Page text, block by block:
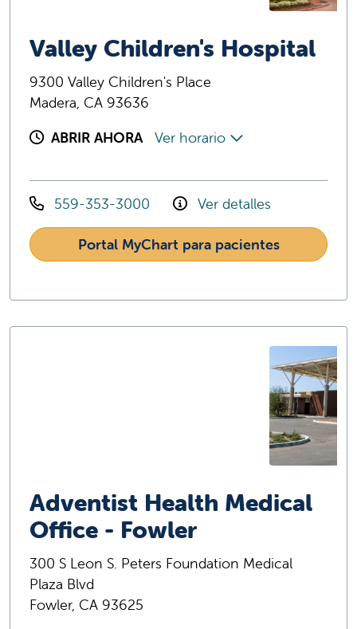
Valley Children's Hospital
9300 Valley Children's Place
Madera, CA 93636
ABRIR AHORA
Ver horario
559-353-3000 Ver detalles
Portal MyChart para pacientes
Adventist Health Medical
Office - Fowler
300 S Leon S. Peters Foundation Medical
Plaza Blvd
Fowler, CA 93625